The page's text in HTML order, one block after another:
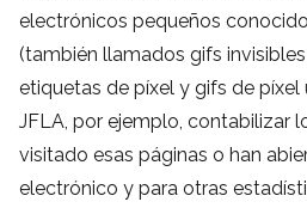
electrónicos pequeños
(también llamados gifs
etiquetas de píxel y gifs de píxel
JFLA, por ejemplo, contabilizar
visitado esas páginas o han
electrónico y para otras